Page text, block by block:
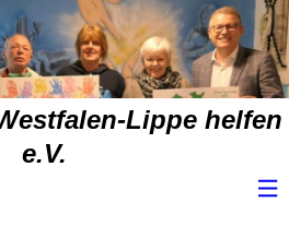
Lippe helfen
e.V.